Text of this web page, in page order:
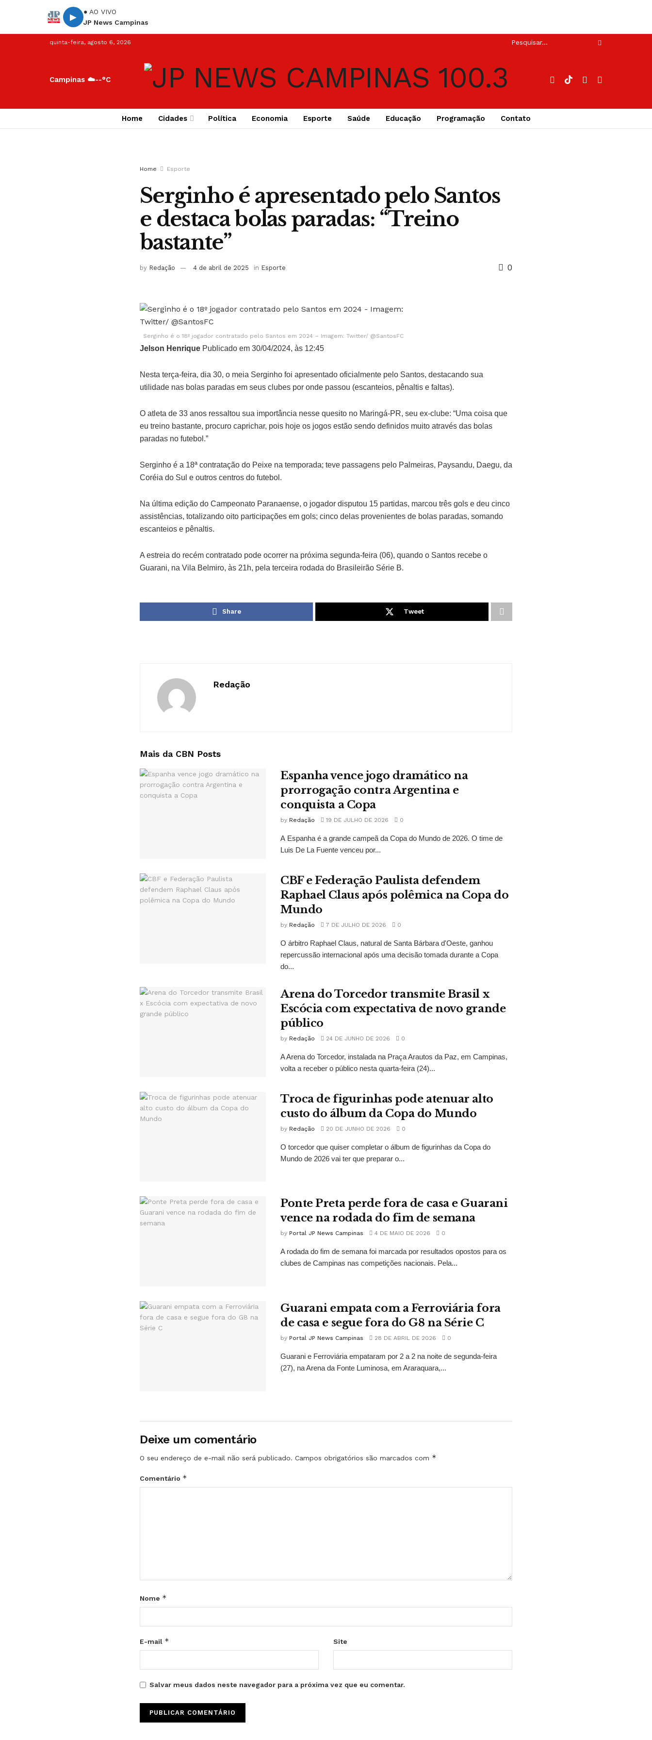
▶
● AO VIVO
JP News Campinas
quinta-feira, agosto 6, 2026
Campinas ☁️--°C
Home Cidades Política Economia Esporte Saúde Educação Programação Contato
Home Esporte
Serginho é apresentado pelo Santos
e destaca bolas paradas: “Treino
bastante”
by Redação 4 de abril de 2025 in Esporte 0
Serginho é o 18º jogador contratado pelo Santos em 2024 – Imagem: Twitter/ @SantosFC
Jelson Henrique Publicado em 30/04/2024, às 12:45
Nesta terça-feira, dia 30, o meia Serginho foi apresentado oficialmente pelo Santos, destacando sua
utilidade nas bolas paradas em seus clubes por onde passou (escanteios, pênaltis e faltas).
O atleta de 33 anos ressaltou sua importância nesse quesito no Maringá-PR, seu ex-clube: “Uma coisa que
eu treino bastante, procuro caprichar, pois hoje os jogos estão sendo definidos muito através das bolas
paradas no futebol.”
Serginho é a 18ª contratação do Peixe na temporada; teve passagens pelo Palmeiras, Paysandu, Daegu, da
Coréia do Sul e outros centros do futebol.
Na última edição do Campeonato Paranaense, o jogador disputou 15 partidas, marcou três gols e deu cinco
assistências, totalizando oito participações em gols; cinco delas provenientes de bolas paradas, somando
escanteios e pênaltis.
A estreia do recém contratado pode ocorrer na próxima segunda-feira (06), quando o Santos recebe o
Guarani, na Vila Belmiro, às 21h, pela terceira rodada do Brasileirão Série B.
Share Tweet
Redação
Mais da CBN Posts
Espanha vence jogo dramático na
prorrogação contra Argentina e
conquista a Copa
by Redação 19 DE JULHO DE 2026 0
A Espanha é a grande campeã da Copa do Mundo de 2026. O time de
Luis De La Fuente venceu por...
CBF e Federação Paulista defendem
Raphael Claus após polêmica na Copa do
Mundo
by Redação 7 DE JULHO DE 2026 0
O árbitro Raphael Claus, natural de Santa Bárbara d'Oeste, ganhou
repercussão internacional após uma decisão tomada durante a Copa
do...
Arena do Torcedor transmite Brasil x
Escócia com expectativa de novo grande
público
by Redação 24 DE JUNHO DE 2026 0
A Arena do Torcedor, instalada na Praça Arautos da Paz, em Campinas,
volta a receber o público nesta quarta-feira (24)...
Troca de figurinhas pode atenuar alto
custo do álbum da Copa do Mundo
by Redação 20 DE JUNHO DE 2026 0
O torcedor que quiser completar o álbum de figurinhas da Copa do
Mundo de 2026 vai ter que preparar o...
Ponte Preta perde fora de casa e Guarani
vence na rodada do fim de semana
by Portal JP News Campinas 4 DE MAIO DE 2026 0
A rodada do fim de semana foi marcada por resultados opostos para os
clubes de Campinas nas competições nacionais. Pela...
Guarani empata com a Ferroviária fora
de casa e segue fora do G8 na Série C
by Portal JP News Campinas 28 DE ABRIL DE 2026 0
Guarani e Ferroviária empataram por 2 a 2 na noite de segunda-feira
(27), na Arena da Fonte Luminosa, em Araraquara,...
Deixe um comentário
O seu endereço de e-mail não será publicado. Campos obrigatórios são marcados com *
Comentário *
Nome *
E-mail * Site
Salvar meus dados neste navegador para a próxima vez que eu comentar.